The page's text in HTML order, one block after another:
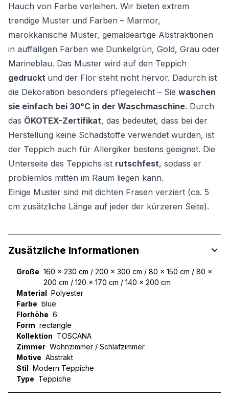
Hauch von Farbe verleihen. Wir bieten extrem
trendige Muster und Farben – Marmor,
marokkanische Muster, gemäldeartige Abstraktionen
in auffälligen Farben wie Dunkelgrün, Gold, Grau oder
Marineblau. Das Muster wird auf den Teppich
gedruckt und der Flor steht nicht hervor. Dadurch ist
die Dekoration besonders pflegeleicht – Sie waschen
sie einfach bei 30°C in der Waschmaschine. Durch
das ÖKOTEX-Zertifikat, das bedeutet, dass bei der
Herstellung keine Schadstoffe verwendet wurden, ist
der Teppich auch für Allergiker bestens geeignet. Die
Unterseite des Teppichs ist rutschfest, sodass er
problemlos mitten im Raum liegen kann.
Einige Muster sind mit dichten Frasen verziert (ca. 5
cm zusätzliche Länge auf jeder der kürzeren Seite).
Zusätzliche Informationen
Große 160 x 230 cm / 200 x 300 cm / 80 x 150 cm / 80 x
200 cm / 120 x 170 cm / 140 x 200 cm
Material Polyester
Farbe blue
Florhöhe 6
Form rectangle
Kollektion TOSCANA
Zimmer Wohnzimmer / Schlafzimmer
Motive Abstrakt
Stil Modern Teppiche
Type Teppiche